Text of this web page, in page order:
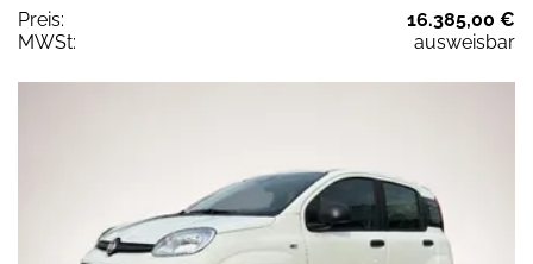
Preis:
16.385,00 €
MWSt:
ausweisbar